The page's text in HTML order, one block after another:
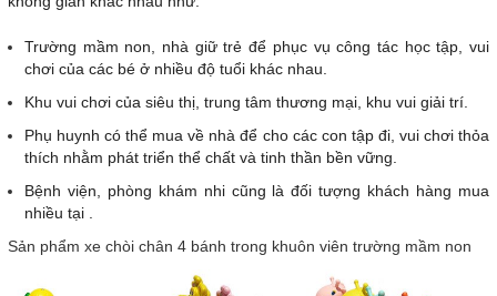
Trường mầm non, nhà giữ trẻ để phục vụ công tác học tập, vui
chơi của các bé ở nhiều độ tuổi khác nhau.
Khu vui chơi của siêu thị, trung tâm thương mại, khu vui giải trí.
Phụ huynh có thể mua về nhà để cho các con tập đi, vui chơi thỏa
thích nhằm phát triển thể chất và tinh thần bền vững.
Bệnh viện, phòng khám nhi cũng là đối tượng khách hàng mua
nhiều tại .
Sản phẩm xe chòi chân 4 bánh trong khuôn viên trường mầm non